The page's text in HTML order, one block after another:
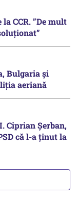
CCR. ”De mult
Bulgaria și
aeriană
Ciprian Șerban,
că l-a ținut la